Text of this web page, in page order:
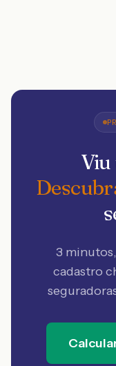
Viu
3
cadastro